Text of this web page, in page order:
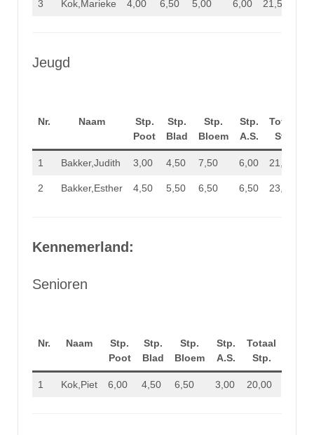
3 Kok,Marieke 4,00 6,50 5,00 6,00 21,50
Jeugd
Nr. Naam
Stp.
Poot
Stp.
Blad
Stp.
Bloem
Stp.
A.S.
Totaal
Stp.
1 Bakker,Judith 3,00 4,50 7,50 6,00 21,00
2 Bakker,Esther 4,50 5,50 6,50 6,50 23,00
Kennemerland:
Senioren
Nr. Naam
Stp.
Poot
Stp.
Blad
Stp.
Bloem
Stp.
A.S.
Totaal
Stp.
1 Kok,Piet 6,00 4,50 6,50 3,00 20,00